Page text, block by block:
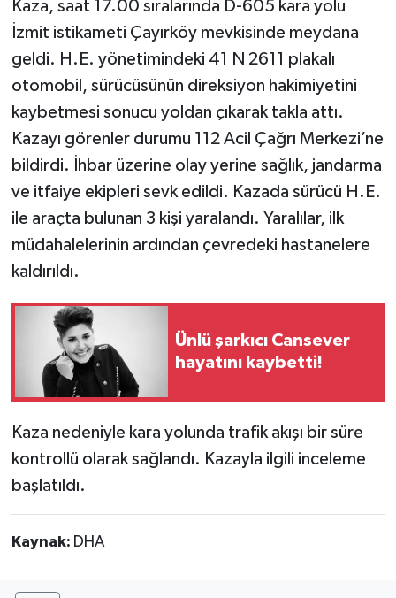
Kaza, saat 17.00 sıralarında D-605 kara yolu
İzmit istikameti Çayırköy mevkisinde meydana
geldi. H.E. yönetimindeki 41 N 2611 plakalı
otomobil, sürücüsünün direksiyon hakimiyetini
kaybetmesi sonucu yoldan çıkarak takla attı.
Kazayı görenler durumu 112 Acil Çağrı Merkezi’ne
bildirdi. İhbar üzerine olay yerine sağlık, jandarma
ve itfaiye ekipleri sevk edildi. Kazada sürücü H.E.
ile araçta bulunan 3 kişi yaralandı. Yaralılar, ilk
müdahalelerinin ardından çevredeki hastanelere
kaldırıldı.
Ünlü şarkıcı Cansever
hayatını kaybetti!
Kaza nedeniyle kara yolunda trafik akışı bir süre
kontrollü olarak sağlandı. Kazayla ilgili inceleme
başlatıldı.
Kaynak: DHA